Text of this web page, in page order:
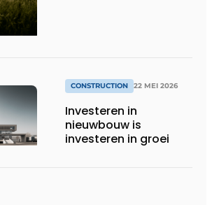
CONSTRUCTION 22 MEI 2026
Investeren in
nieuwbouw is
investeren in groei